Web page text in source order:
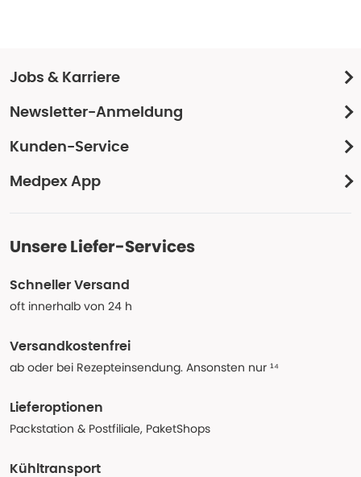
Jobs & Karriere
Newsletter-Anmeldung
Kunden-Service
Medpex App
Unsere Liefer-Services
Schneller Versand
oft innerhalb von 24 h
Versandkostenfrei
ab oder bei Rezepteinsendung. Ansonsten nur ¹⁴
Lieferoptionen
Packstation & Postfiliale, PaketShops
Kühltransport